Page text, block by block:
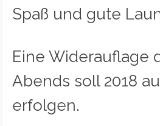
Spaß und gute
Eine Widerauflage
Abends soll 2018
erfolgen.